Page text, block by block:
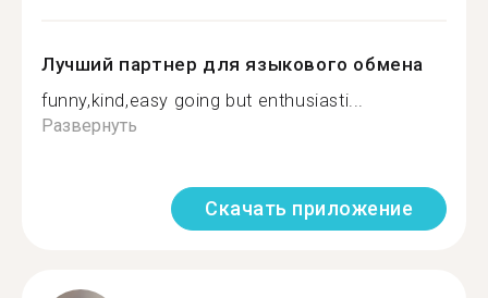
Лучший партнер для языкового обмена
funny,kind,easy going but enthusiasti...
Развернуть
Скачать приложение